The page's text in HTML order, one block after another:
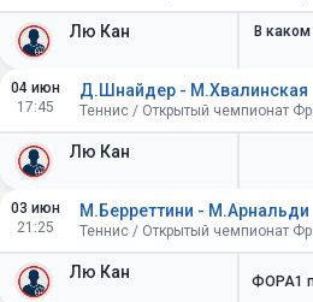
Лю Кан
В
04 июн
17:45
Лю Кан
Д.Шнайдер - М.Хвалинская
03 июн
21:25
Лю Кан
М.Берреттини - М.Арнальди
ФОРА1